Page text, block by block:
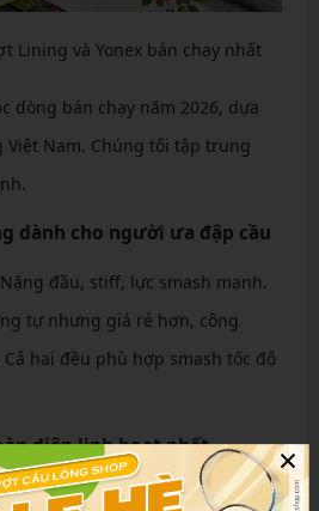
Lining và Yonex bán chạy nhất
dòng bán chạy năm 2026, dựa
Nam. Chúng tôi tập trung
dành cho người ưa đập cầu
đầu, stiff, lực smash mạnh.
tự nhưng giá rẻ hơn, công
hai đều phù hợp smash tốc độ
diện linh hoạt nhất
Cân bằng, kiểm soát tốt. Lining
×